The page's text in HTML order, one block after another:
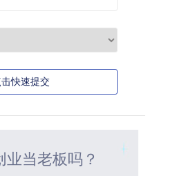
击快速提交
业当老板吗？